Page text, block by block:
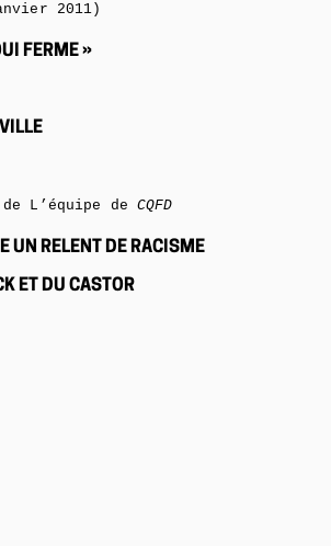
2011)
FERME »
L’équipe de CQFD
UN RELENT DE RACISME
ET DU CASTOR